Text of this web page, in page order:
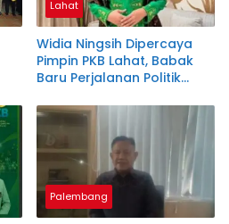
Lahat
Widia Ningsih Dipercaya
Pimpin PKB Lahat, Babak
Baru Perjalanan Politik
Palembang